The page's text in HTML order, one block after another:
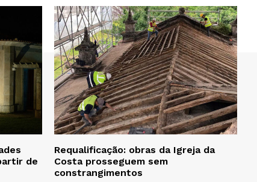
de
Requalificação: obras da Igreja da
Costa prosseguem sem
constrangimentos